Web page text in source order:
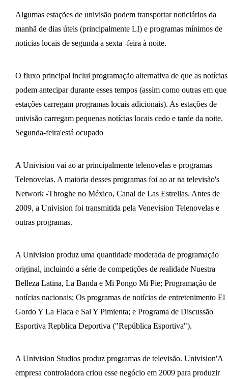
Algumas estações de univisão podem transportar noticiários da
manhã de dias úteis (principalmente LI) e programas mínimos de
notícias locais de segunda a sexta -feira à noite.
O fluxo principal inclui programação alternativa de que as notícias
podem antecipar durante esses tempos (assim como outras em que
estações carregam programas locais adicionais). As estações de
univisão carregam pequenas notícias locais cedo e tarde da noite.
Segunda-feira'está ocupado
A Univision vai ao ar principalmente telenovelas e programas
Telenovelas. A maioria desses programas foi ao ar na televisão's
Network -Throghe no México, Canal de Las Estrellas. Antes de
2009, a Univision foi transmitida pela Venevision Telenovelas e
outras programas.
A Univision produz uma quantidade moderada de programação
original, incluindo a série de competições de realidade Nuestra
Belleza Latina, La Banda e Mi Pongo Mi Pie; Programação de
notícias nacionais; Os programas de notícias de entretenimento El
Gordo Y La Flaca e Sal Y Pimienta; e Programa de Discussão
Esportiva Repblica Deportiva ("República Esportiva").
A Univision Studios produz programas de televisão. Univision'A
empresa controladora criou esse negócio em 2009 para produzir